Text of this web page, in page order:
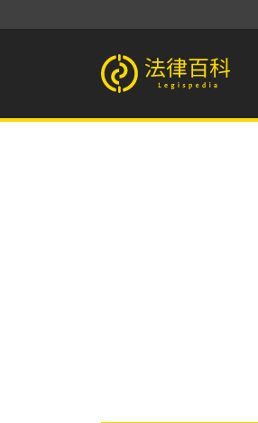
法律百科 Legispedia